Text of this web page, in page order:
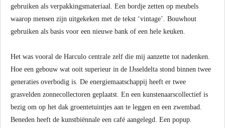
gebruiken als verpakkingsmateriaal. Een bordje zetten op meubels
waarop mensen zijn uitgekeken met de tekst ‘vintage’. Bouwhout
gebruiken als basis voor een nieuwe bank of een hele keuken.
Het was vooral de Harculo centrale zelf die mij aanzette tot nadenken.
Hoe een gebouw wat ooit superieur in de IJsseldelta stond binnen twee
generaties overbodig is. De energiemaatschappij heeft er twee
grasvelden zonnecollectoren geplaatst. En een kunstenaarscollectief is
bezig om op het dak groentetuintjes aan te leggen en een zwembad.
Beneden heeft de kunstbiënnale een café aangelegd. Een popup.